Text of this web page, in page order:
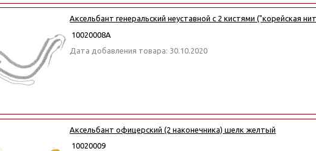
Аксельбант генеральский неуставной с 2 кистями ("корейская
10020008А
Дата добавления товара: 30.10.2020
Аксельбант офицерский (2 наконечника) шелк желтый
10020009